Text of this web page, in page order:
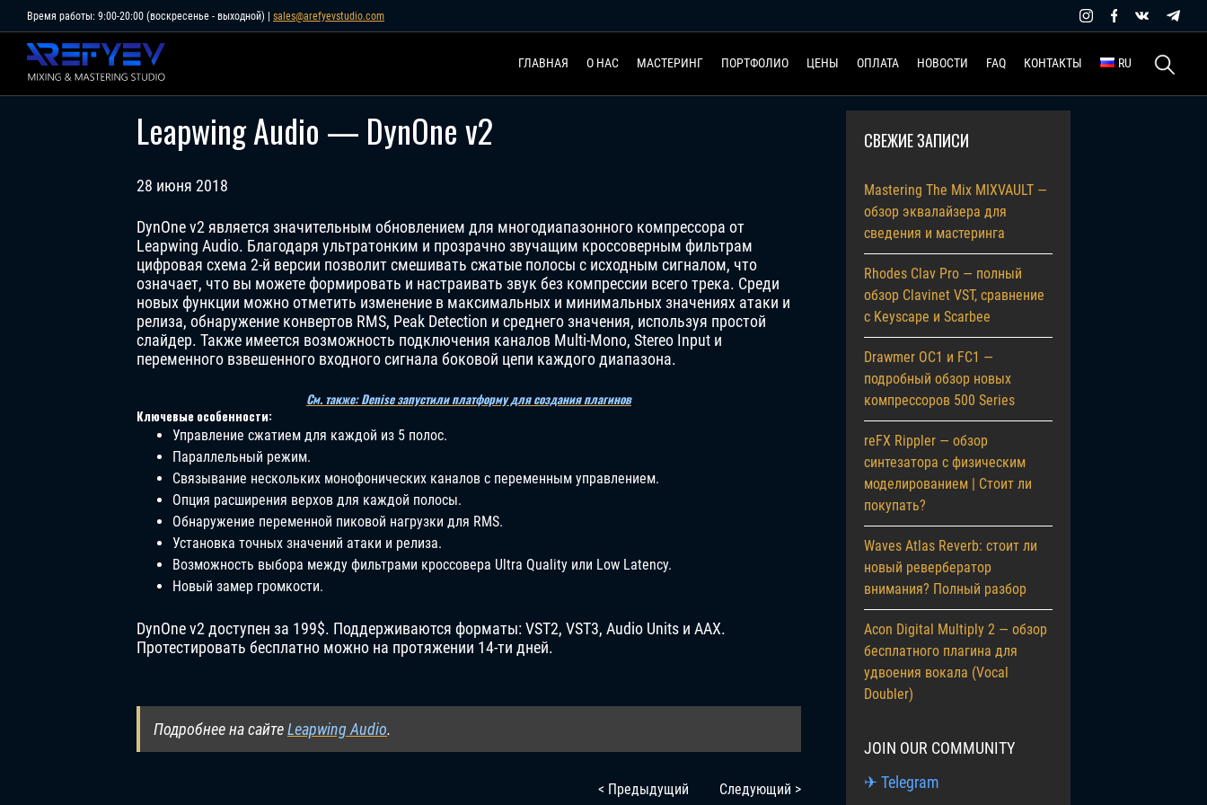
to
content
Время работы: 9:00-20:00 (воскресенье - выходной) | sales@arefyevstudio.com
ГЛАВНАЯ О НАС МАСТЕРИНГ ПОРТФОЛИО ЦЕНЫ ОПЛАТА НОВОСТИ FAQ КОНТАКТЫ RU Найти:
Leapwing Audio — DynOne v2
28 июня 2018
DynOne v2 является значительным обновлением для многодиапазонного компрессора от
Leapwing Audio. Благодаря ультратонким и прозрачно звучащим кроссоверным фильтрам
цифровая схема 2-й версии позволит смешивать сжатые полосы с исходным сигналом, что
означает, что вы можете формировать и настраивать звук без компрессии всего трека. Среди
новых функции можно отметить изменение в максимальных и минимальных значениях атаки и
релиза, обнаружение конвертов RMS, Peak Detection и среднего значения, используя простой
слайдер. Также имеется возможность подключения каналов Multi-Mono, Stereo Input и
переменного взвешенного входного сигнала боковой цепи каждого диапазона.
См. также: Denise запустили платформу для создания плагинов
Ключевые особенности:
Управление сжатием для каждой из 5 полос.
Параллельный режим.
Связывание нескольких монофонических каналов с переменным управлением.
Опция расширения верхов для каждой полосы.
Обнаружение переменной пиковой нагрузки для RMS.
Установка точных значений атаки и релиза.
Возможность выбора между фильтрами кроссовера Ultra Quality или Low Latency.
Новый замер громкости.
DynOne v2 доступен за 199$. Поддерживаются форматы: VST2, VST3, Audio Units и AAX.
Протестировать бесплатно можно на протяжении 14-ти дней.
Подробнее на сайтеLeapwing Audio.
< Предыдущий Следующий >
СВЕЖИЕ ЗАПИСИ
Mastering The Mix MIXVAULT —
обзор эквалайзера для
сведения и мастеринга
Rhodes Clav Pro — полный
обзор Clavinet VST, сравнение
с Keyscape и Scarbee
Drawmer OC1 и FC1 —
подробный обзор новых
компрессоров 500 Series
reFX Rippler — обзор
синтезатора с физическим
моделированием | Стоит ли
покупать?
Waves Atlas Reverb: стоит ли
новый ревербератор
внимания? Полный разбор
Acon Digital Multiply 2 — обзор
бесплатного плагина для
удвоения вокала (Vocal
Doubler)
JOIN OUR COMMUNITY
✈ Telegram